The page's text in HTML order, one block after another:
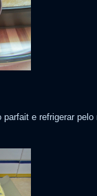
e refrigerar pelo